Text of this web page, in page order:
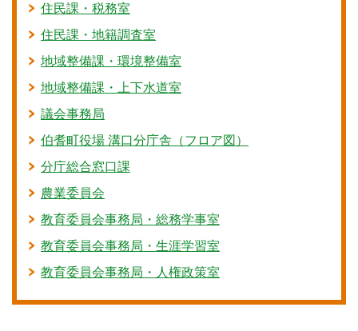
住民課・税務室
住民課・地籍調査室
地域整備課・環境整備室
地域整備課・上下水道室
議会事務局
伯耆町役場 溝口分庁舎（フロア図）
分庁総合窓口課
農業委員会
教育委員会事務局・総務学事室
教育委員会事務局・生涯学習室
教育委員会事務局・人権政策室